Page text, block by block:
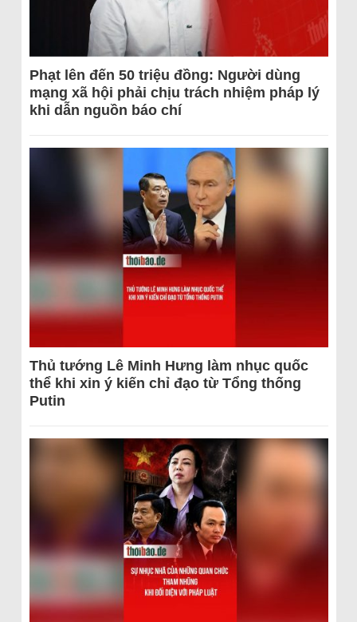
Phạt lên đến 50 triệu đồng: Người dùng
mạng xã hội phải chịu trách nhiệm pháp lý
khi dẫn nguồn báo chí
Thủ tướng Lê Minh Hưng làm nhục quốc
thể khi xin ý kiến chỉ đạo từ Tổng thống
Putin